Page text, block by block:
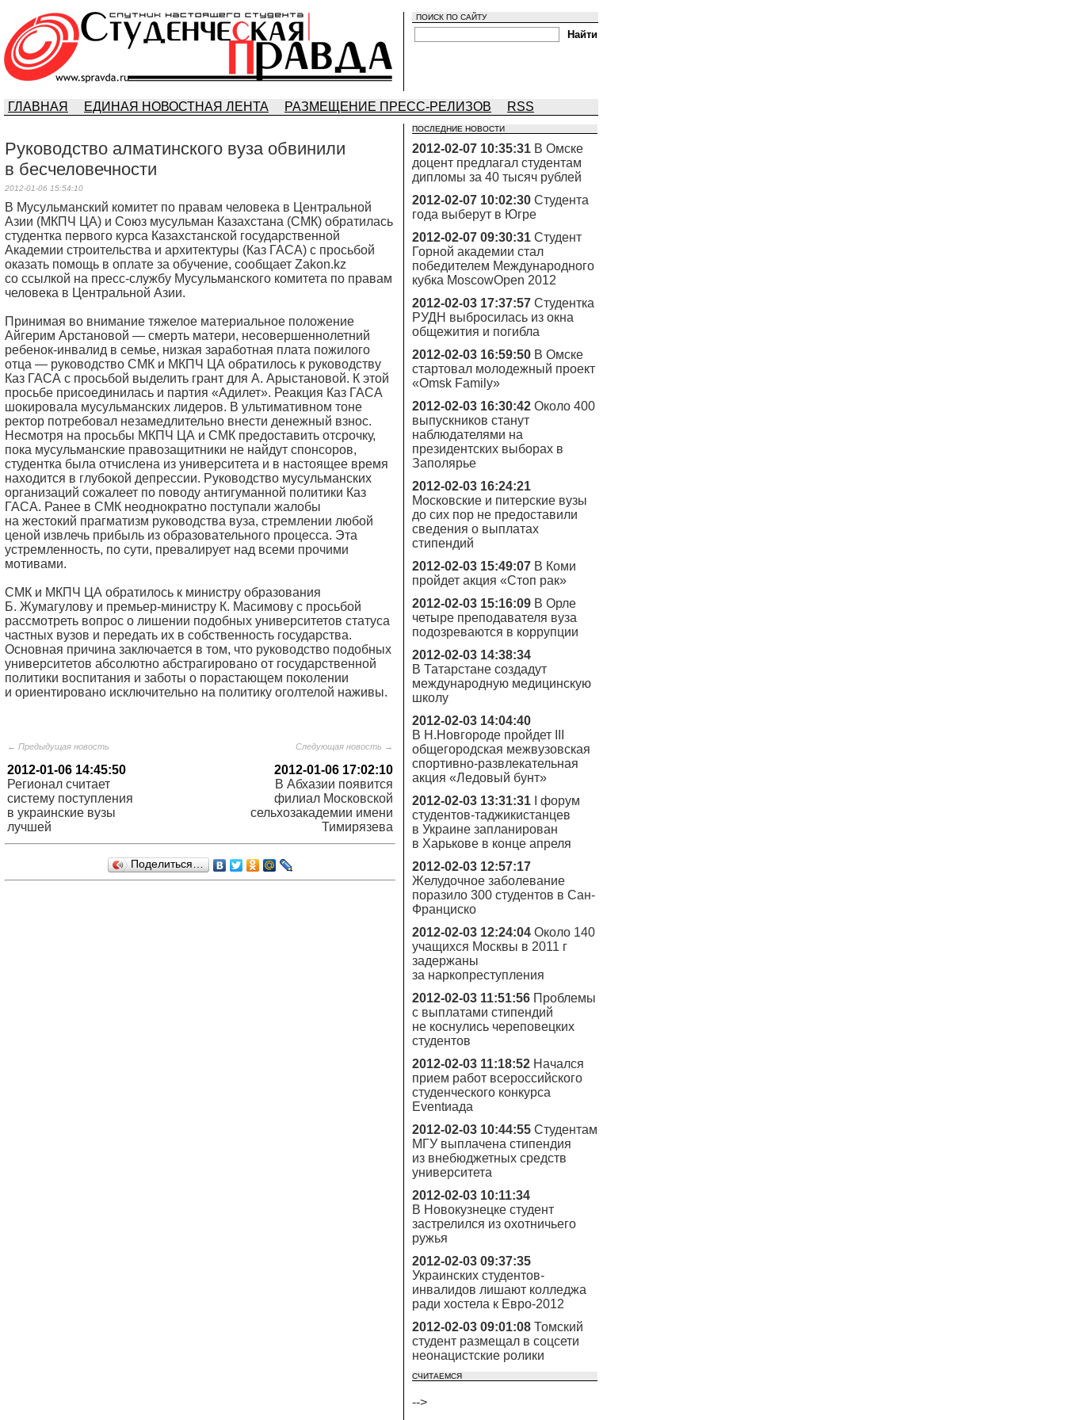
ПОИСК ПО САЙТУ
ГЛАВНАЯ ЕДИНАЯ НОВОСТНАЯ ЛЕНТА РАЗМЕЩЕНИЕ ПРЕСС-РЕЛИЗОВ RSS
Руководство алматинского вуза обвинили
в бесчеловечности
2012-01-06 15:54:10
В Мусульманский комитет по правам человека в Центральной
Азии (МКПЧ ЦА) и Союз мусульман Казахстана (СМК) обратилась
студентка первого курса Казахстанской государственной
Академии строительства и архитектуры (Каз ГАСА) с просьбой
оказать помощь в оплате за обучение, сообщает Zakon.kz
со ссылкой на пресс-службу Мусульманского комитета по правам
человека в Центральной Азии.
Принимая во внимание тяжелое материальное положение
Айгерим Арстановой — смерть матери, несовершеннолетний
ребенок-инвалид в семье, низкая заработная плата пожилого
отца — руководство СМК и МКПЧ ЦА обратилось к руководству
Каз ГАСА с просьбой выделить грант для А. Арыстановой. К этой
просьбе присоединилась и партия «Адилет». Реакция Каз ГАСА
шокировала мусульманских лидеров. В ультимативном тоне
ректор потребовал незамедлительно внести денежный взнос.
Несмотря на просьбы МКПЧ ЦА и СМК предоставить отсрочку,
пока мусульманские правозащитники не найдут спонсоров,
студентка была отчислена из университета и в настоящее время
находится в глубокой депрессии. Руководство мусульманских
организаций сожалеет по поводу антигуманной политики Каз
ГАСА. Ранее в СМК неоднократно поступали жалобы
на жестокий прагматизм руководства вуза, стремлении любой
ценой извлечь прибыль из образовательного процесса. Эта
устремленность, по сути, превалирует над всеми прочими
мотивами.
СМК и МКПЧ ЦА обратилось к министру образования
Б. Жумагулову и премьер-министру К. Масимову с просьбой
рассмотреть вопрос о лишении подобных университетов статуса
частных вузов и передать их в собственность государства.
Основная причина заключается в том, что руководство подобных
университетов абсолютно абстрагировано от государственной
политики воспитания и заботы о порастающем поколении
и ориентировано исключительно на политику оголтелой наживы.
← Предыдущая новость
2012-01-06 14:45:50
Регионал считает
систему поступления
в украинские вузы
лучшей
Следующая новость →
2012-01-06 17:02:10
В Абхазии появится
филиал Московской
сельхозакадемии имени
Тимирязева
Поделиться…
ПОСЛЕДНИЕ НОВОСТИ
2012-02-07 10:35:31 В Омске
доцент предлагал студентам
дипломы за 40 тысяч рублей
2012-02-07 10:02:30 Студента
года выберут в Югре
2012-02-07 09:30:31 Студент
Горной академии стал
победителем Международного
кубка MoscowOpen 2012
2012-02-03 17:37:57 Студентка
РУДН выбросилась из окна
общежития и погибла
2012-02-03 16:59:50 В Омске
стартовал молодежный проект
«Omsk Family»
2012-02-03 16:30:42 Около 400
выпускников станут
наблюдателями на
президентских выборах в
Заполярье
2012-02-03 16:24:21
Московские и питерские вузы
до сих пор не предоставили
сведения о выплатах
стипендий
2012-02-03 15:49:07 В Коми
пройдет акция «Стоп рак»
2012-02-03 15:16:09 В Орле
четыре преподавателя вуза
подозреваются в коррупции
2012-02-03 14:38:34
В Татарстане создадут
международную медицинскую
школу
2012-02-03 14:04:40
В Н.Новгороде пройдет III
общегородская межвузовская
спортивно-развлекательная
акция «Ледовый бунт»
2012-02-03 13:31:31
I форум
студентов-таджикистанцев
в Украине запланирован
в Харькове в конце апреля
2012-02-03 12:57:17
Желудочное заболевание
поразило 300 студентов в Сан-
Франциско
2012-02-03 12:24:04 Около 140
учащихся Москвы в 2011 г
задержаны
за наркопреступления
2012-02-03 11:51:56 Проблемы
с выплатами стипендий
не коснулись череповецких
студентов
2012-02-03 11:18:52 Начался
прием работ всероссийского
студенческого конкурса
Eventиада
2012-02-03 10:44:55 Студентам
МГУ выплачена стипендия
из внебюджетных средств
университета
2012-02-03 10:11:34
В Новокузнецке студент
застрелился из охотничьего
ружья
2012-02-03 09:37:35
Украинских студентов-
инвалидов лишают колледжа
ради хостела к Евро-2012
2012-02-03 09:01:08 Томский
студент размещал в соцсети
неонацистские ролики
СЧИТАЕМСЯ
-->